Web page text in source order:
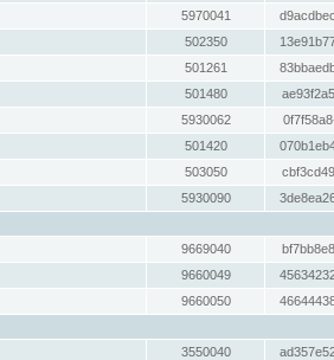
5970041
502350
501261
501480
5930062
501420
503050
5930090
9669040
9660049
9660050
3550040